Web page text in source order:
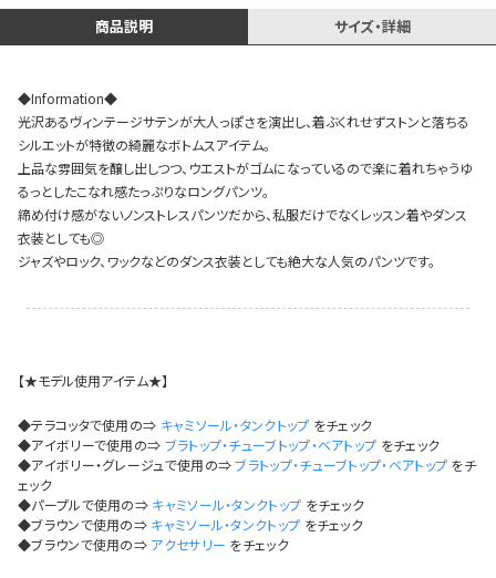
商品説明 サイズ・詳細
◆Information◆
光沢あるヴィンテージサテンが大人っぽさを演出し、着ぶくれせずストンと落ちる
シルエットが特徴の綺麗なボトムスアイテム。
上品な雰囲気を醸し出しつつ、ウエストがゴムになっているので楽に着れちゃうゆ
るっとしたこなれ感たっぷりなロングパンツ。
締め付け感がないノンストレスパンツだから、私服だけでなくレッスン着やダンス
衣装としても◎
ジャズやロック、ワックなどのダンス衣装としても絶大な人気のパンツです。
【★モデル使用アイテム★】
◆テラコッタで使用の⇒ キャミソール・タンクトップ をチェック
◆アイボリーで使用の⇒ ブラトップ・チューブトップ・ベアトップ をチェック
◆アイボリー・グレージュで使用の⇒ブラトップ・チューブトップ・ベアトップ をチ
ェック
◆パープルで使用の⇒ キャミソール・タンクトップ をチェック
◆ブラウンで使用の⇒ キャミソール・タンクトップ をチェック
◆ブラウンで使用の⇒ アクセサリー をチェック